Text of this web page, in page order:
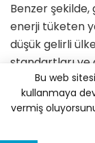
Benzer
enerji tüketen
düşük gelirli
standartları ve
gereken
alanı,
eşitliğin
karbon
Bu web
kullanmaya
vermiş